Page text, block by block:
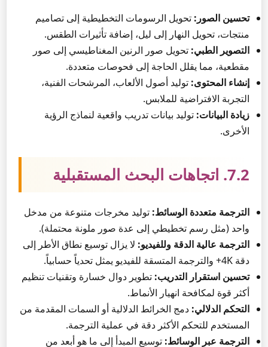
تحسين الصور: تحويل الرسومات التخطيطية إلى تصاميم
منتجات، تحويل النهار إلى ليل، إضافة تأثيرات الطقس.
التصوير الطبي: تحويل صور الرنين المغناطيسي إلى صور
مقطعية، مما يقلل الحاجة إلى فحوصات متعددة.
إنشاء المحتوى: توليد أصول الألعاب، المرشحات الفنية،
التجربة الافتراضية للملابس.
زيادة البيانات: توليد بيانات تدريب واقعية لنماذج الرؤية
الأخرى.
7.2. اتجاهات البحث المستقبلية
الترجمة متعددة الوسائط: توليد مخرجات متنوعة من مدخل
واحد (مثل رسم تخطيطي إلى عدة صور ملونة محتملة).
الترجمة عالية الدقة وللفيديو: لا يزال توسيع نطاق الأطر إلى
دقة 4K+ والترجمة المتسقة للفيديو يمثل تحدياً حسابياً.
تحسين استقرار التدريب: تطوير دوال خسارة وتقنيات تنظيم
أكثر قوة لمكافحة انهيار الأنماط.
التحكم الدلالي: دمج الخرائط الدلالية أو السمات المقدمة من
المستخدم للتحكم الأكثر دقة في عملية الترجمة.
الترجمة عبر الوسائط: توسيع المبدأ إلى ما هو أبعد من